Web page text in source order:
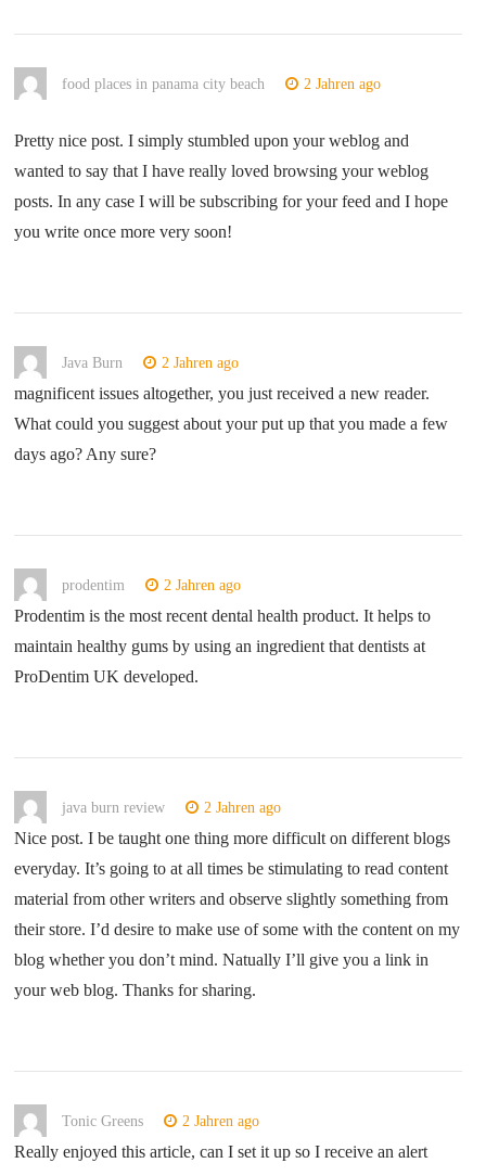
food places in panama city beach 2 Jahren ago
Pretty nice post. I simply stumbled upon your weblog and
wanted to say that I have really loved browsing your weblog
posts. In any case I will be subscribing for your feed and I hope
you write once more very soon!
Java Burn 2 Jahren ago
magnificent issues altogether, you just received a new reader.
What could you suggest about your put up that you made a few
days ago? Any sure?
prodentim 2 Jahren ago
Prodentim is the most recent dental health product. It helps to
maintain healthy gums by using an ingredient that dentists at
ProDentim UK developed.
java burn review 2 Jahren ago
Nice post. I be taught one thing more difficult on different blogs
everyday. It’s going to at all times be stimulating to read content
material from other writers and observe slightly something from
their store. I’d desire to make use of some with the content on my
blog whether you don’t mind. Natually I’ll give you a link in
your web blog. Thanks for sharing.
Tonic Greens 2 Jahren ago
Really enjoyed this article, can I set it up so I receive an alert